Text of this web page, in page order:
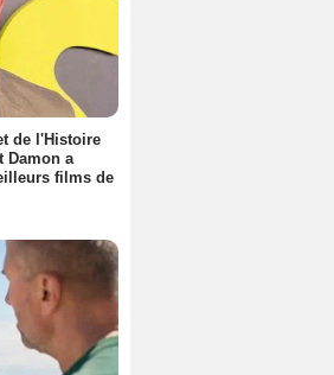
de l'Histoire
Damon a
films de